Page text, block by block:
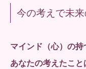
今の考えで未
マインド（心）の持
あなたの考えたこ